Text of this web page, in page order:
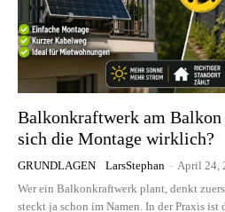
Balkonkraftwerk am
sich die Montage wirklich?
GRUNDLAGEN LarsStephan - April 24,
Wer ein Balkonkraftwerk plant, denkt
steckt ja schon im Namen. In der Praxis ist